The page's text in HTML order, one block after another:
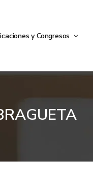
y Congresos